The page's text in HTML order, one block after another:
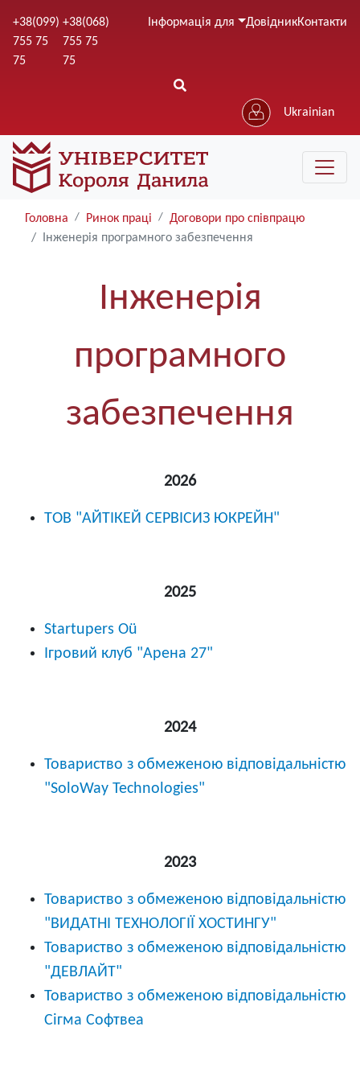
до
+38(099)
755 75
75
+38(068)
755 75
75
Інформація для ДовідникКонтакти
Ukrainian
Головна Ринок праці
Договори про співпрацю
Інженерія програмного забезпечення
Інженерія
програмного
забезпечення
2026
ТОВ "АЙТІКЕЙ СЕРВІСИЗ ЮКРЕЙН"
2025
Startupers Oü
Ігровий клуб "Арена 27"
2024
Товариство з обмеженою відповідальністю
"SoloWay Technologies"
2023
Товариство з обмеженою відповідальністю
"ВИДАТНІ ТЕХНОЛОГІЇ ХОСТИНГУ"
Товариство з обмеженою відповідальністю
"ДЕВЛАЙТ"
Товариство з обмеженою відповідальністю
Сігма Софтвеа